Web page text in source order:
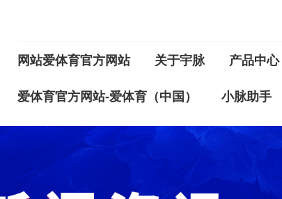
网站爱体育官方网站 关于宇脉 产品中心
爱体育官方网站-爱体育（中国） 小脉助手